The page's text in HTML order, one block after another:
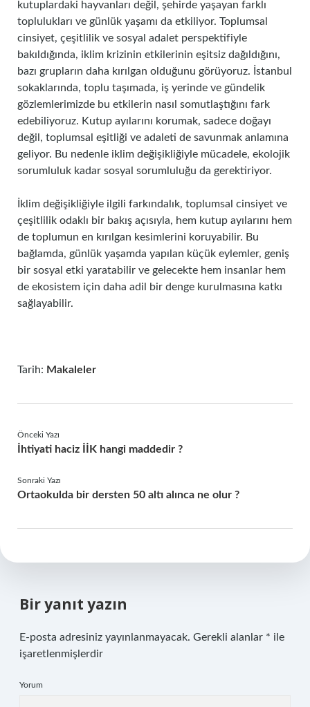
kutuplardaki hayvanları değil, şehirde yaşayan farklı
toplulukları ve günlük yaşamı da etkiliyor. Toplumsal
cinsiyet, çeşitlilik ve sosyal adalet perspektifiyle
bakıldığında, iklim krizinin etkilerinin eşitsiz dağıldığını,
bazı grupların daha kırılgan olduğunu görüyoruz. İstanbul
sokaklarında, toplu taşımada, iş yerinde ve gündelik
gözlemlerimizde bu etkilerin nasıl somutlaştığını fark
edebiliyoruz. Kutup ayılarını korumak, sadece doğayı
değil, toplumsal eşitliği ve adaleti de savunmak anlamına
geliyor. Bu nedenle iklim değişikliğiyle mücadele, ekolojik
sorumluluk kadar sosyal sorumluluğu da gerektiriyor.
İklim değişikliğiyle ilgili farkındalık, toplumsal cinsiyet ve
çeşitlilik odaklı bir bakış açısıyla, hem kutup ayılarını hem
de toplumun en kırılgan kesimlerini koruyabilir. Bu
bağlamda, günlük yaşamda yapılan küçük eylemler, geniş
bir sosyal etki yaratabilir ve gelecekte hem insanlar hem
de ekosistem için daha adil bir denge kurulmasına katkı
sağlayabilir.
Tarih: Makaleler
Önceki Yazı
İhtiyati haciz İİK hangi maddedir ?
Sonraki Yazı
Ortaokulda bir dersten 50 altı alınca ne olur ?
Bir yanıt yazın
E-posta adresiniz yayınlanmayacak. Gerekli alanlar * ile
işaretlenmişlerdir
Yorum